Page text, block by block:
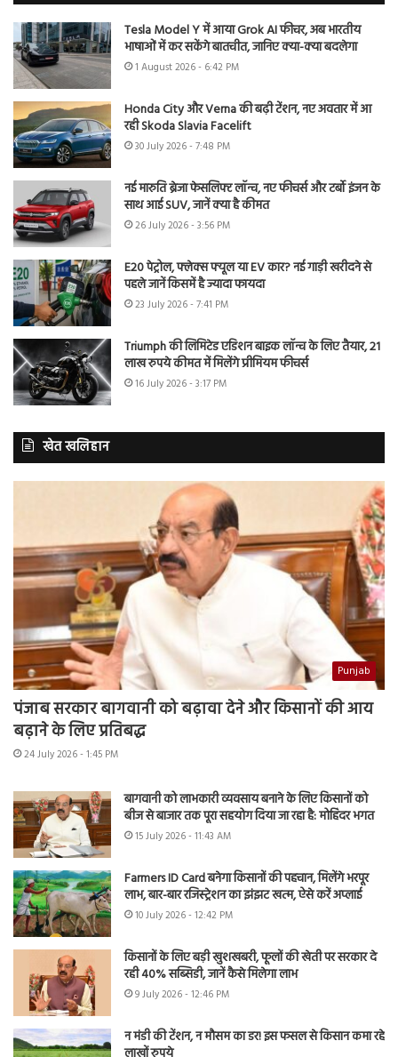
Tesla Model Y में आया Grok AI फीचर, अब भारतीय
भाषाओं में कर सकेंगे बातचीत, जानिए क्या-क्या बदलेगा
1 August 2026 - 6:42 PM
Honda City और Verna की बढ़ी टेंशन, नए अवतार में आ
रही Skoda Slavia Facelift
30 July 2026 - 7:48 PM
नई मारुति ब्रेजा फेसलिफ्ट लॉन्च, नए फीचर्स और टर्बो इंजन के
साथ आई SUV, जानें क्या है कीमत
26 July 2026 - 3:56 PM
E20 पेट्रोल, फ्लेक्स फ्यूल या EV कार? नई गाड़ी खरीदने से
पहले जानें किसमें है ज्यादा फायदा
23 July 2026 - 7:41 PM
Triumph की लिमिटेड एडिशन बाइक लॉन्च के लिए तैयार, 21
लाख रुपये कीमत में मिलेंगे प्रीमियम फीचर्स
16 July 2026 - 3:17 PM
खेत खलिहान
Punjab
पंजाब सरकार बागवानी को बढ़ावा देने और किसानों की आय
बढ़ाने के लिए प्रतिबद्ध
24 July 2026 - 1:45 PM
बागवानी को लाभकारी व्यवसाय बनाने के लिए किसानों को
बीज से बाजार तक पूरा सहयोग दिया जा रहा है: मोहिंदर भगत
15 July 2026 - 11:43 AM
Farmers ID Card बनेगा किसानों की पहचान, मिलेंगे भरपूर
लाभ, बार-बार रजिस्ट्रेशन का झंझट खत्म, ऐसे करें अप्लाई
10 July 2026 - 12:42 PM
किसानों के लिए बड़ी खुशखबरी, फूलों की खेती पर सरकार दे
रही 40% सब्सिडी, जानें कैसे मिलेगा लाभ
9 July 2026 - 12:46 PM
न मंडी की टेंशन, न मौसम का डर! इस फसल से किसान कमा रहे